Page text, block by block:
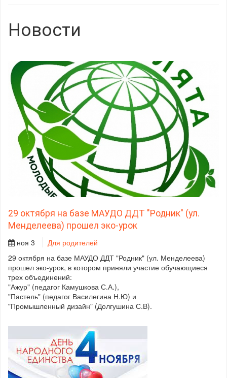
Новости
29 октября на базе МАУДО ДДТ "Родник" (ул.
Менделеева) прошел эко-урок
ноя 3
Для родителей
29 октября на базе МАУДО ДДТ "Родник" (ул. Менделеева)
прошел эко-урок, в котором приняли участие обучающиеся
трех объединений:
"Ажур" (педагог Камушкова С.А.),
"Пастель" (педагог Василегина Н.Ю) и
"Промышленный дизайн" (Долгушина С.В).